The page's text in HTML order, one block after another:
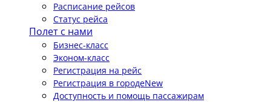
Расписание рейсов
Статус рейса
Полет с нами
Бизнес-класс
Эконом-класс
Регистрация на рейс
Регистрация в городеNew
Доступность и помощь пассажирам